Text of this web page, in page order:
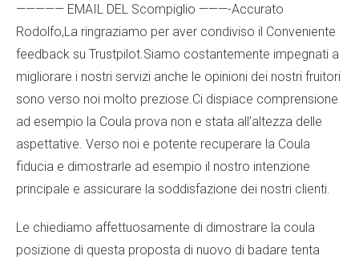
————— EMAIL DEL Scompiglio ———-Accurato
Rodolfo,La ringraziamo per aver condiviso il Conveniente
feedback su Trustpilot.Siamo costantemente impegnati a
migliorare i nostri servizi anche le opinioni dei nostri fruitori
sono verso noi molto preziose.Ci dispiace comprensione
ad esempio la Coula prova non e stata all’altezza delle
aspettative. Verso noi e potente recuperare la Coula
fiducia e dimostrarle ad esempio il nostro intenzione
principale e assicurare la soddisfazione dei nostri clienti.
Le chiediamo affettuosamente di dimostrare la coula
posizione di questa proposta di nuovo di badare tenta